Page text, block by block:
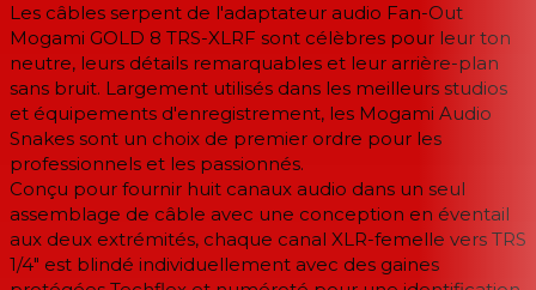
Les câbles serpent de l'adaptateur audio Fan-Out
Mogami GOLD 8 TRS-XLRF sont célèbres pour leur ton
neutre, leurs détails remarquables et leur arrière-plan
sans bruit. Largement utilisés dans les meilleurs studios
et équipements d'enregistrement, les Mogami Audio
Snakes sont un choix de premier ordre pour les
professionnels et les passionnés.
Conçu pour fournir huit canaux audio dans un seul
assemblage de câble avec une conception en éventail
aux deux extrémités, chaque canal XLR-femelle vers TRS
1/4" est blindé individuellement avec des gaines